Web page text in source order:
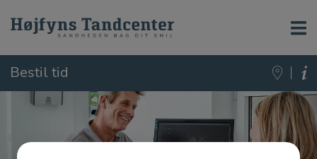
Bestil tid